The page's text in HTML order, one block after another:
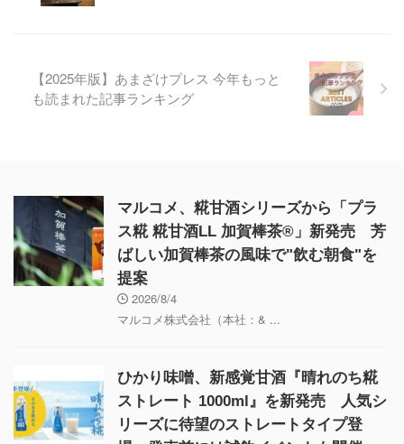
【2025年版】あまざけプレス 今年もっと
も読まれた記事ランキング
マルコメ、糀甘酒シリーズから「プラ
ス糀 糀甘酒LL 加賀棒茶®」新発売 芳
ばしい加賀棒茶の風味で"飲む朝食"を
提案
2026/8/4
マルコメ株式会社（本社：& ...
ひかり味噌、新感覚甘酒『晴れのち糀
ストレート 1000ml』を新発売 人気シ
リーズに待望のストレートタイプ登